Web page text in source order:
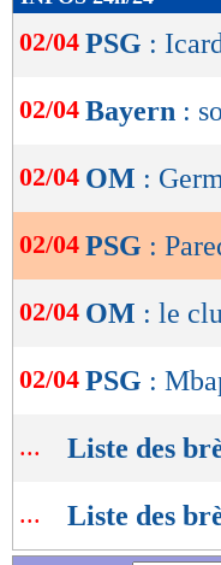
de
lecture
OK
02/04 PSG :
02/04 Bayern :
02/04 OM :
02/04 PSG :
02/04 OM : le
02/04 PSG :
... Liste des
... Liste des